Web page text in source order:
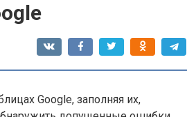
Google, заполняя их,